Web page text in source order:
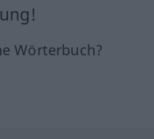
Wörterbuch?